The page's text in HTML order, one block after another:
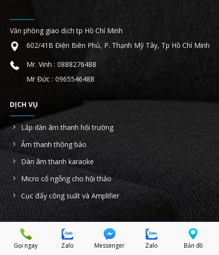
Văn phòng giao dịch tp Hồ Chí Minh
602/41B Điện Biên Phủ, P. Thạnh Mỹ Tây, Tp Hồ Chí Minh
Mr. Vinh : 0888276488
Mr Đức : 0965546488
DỊCH VỤ
Lắp dàn âm thanh hội trường
Âm thanh thông báo
Dàn âm thanh karaoke
Micro cổ ngỗng cho hội thảo
Cục đẩy công suất và Amplifier
Copyright © 2023. Bản quyền thuộc về obtpa.vn
Công ty TNHH AHK Sài Gòn - MST: 0314022854 - Địa chỉ: 602/41B
Gọi ngay Zalo Messenger Zalo Bản đồ